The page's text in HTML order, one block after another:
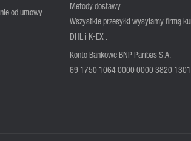
od umowy
Metody dostawy:
Wszystkie przesyłki wysyłamy firmą
DHL i K-EX .
Konto Bankowe BNP Paribas S.A.
69 1750 1064 0000 0000 3820 1301